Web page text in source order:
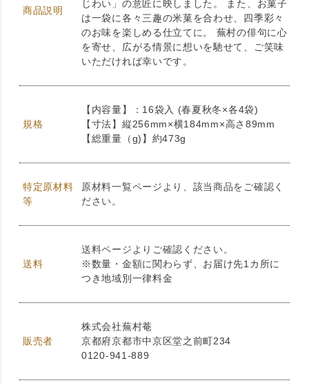
商品説明
じわい」の意匠に映しました。 また、お菓子
は一袋に各々三趣の米菓を合わせ、四季彩々
のお味を楽しめる仕立てに。 蕪村の俳句に心
を寄せ、広がる情景に想いを馳せて、ご笑味
いただければ幸いです。
規格
【内容量】：16袋入 (春夏秋冬×各4袋)
【寸法】縦256mm×横184mm×高さ89mm
【総重量（g)】約473g
特定原材料
等
原材料一覧ページより、該当商品をご確認く
ださい。
送料
送料ページよりご確認ください。
※数量・金額に関わらず、お届け先1カ所に
つき地域別一律料金
販売者
株式会社蕪村菴
京都府京都市中京区堂之前町234
0120-941-889